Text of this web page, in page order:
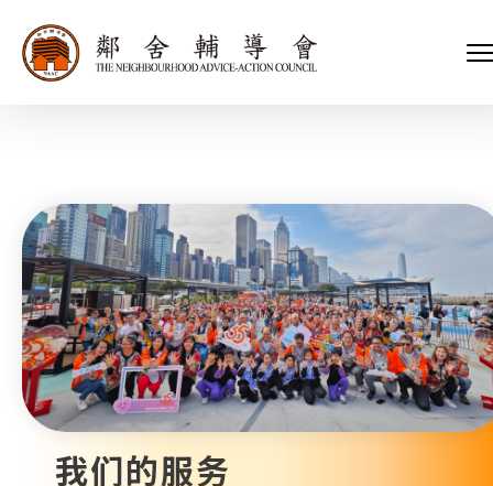
我们的服务
会长、副会长
执行委员会及总幹事
招标项目
关于我们
家庭及儿童福利服务
青少年服务
内地服务
教育服务
医疗衞生服务
社会企业
我们的服务
我们的伙伴
捐款方法
支持我们
新闻稿及媒体报导